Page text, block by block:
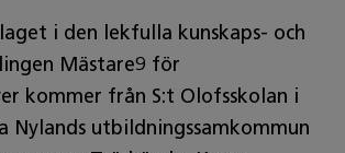
i den lekfulla kunskaps- och
Mästare9 för
kommer från S:t Olofsskolan i
Nylands utbildningssamkommun